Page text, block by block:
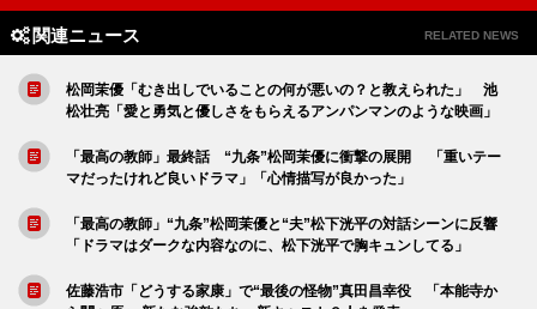
関連ニュース RELATED NEWS
松岡茉優「むき出しでいることの何が悪いの？と教えられた」 池
松壮亮「愛と勇気と優しさをもらえるアンパンマンのような映画」
「最高の教師」最終話 “九条”松岡茉優に衝撃の展開 「重いテー
マだったけれど良いドラマ」「心情描写が良かった」
「最高の教師」“九条”松岡茉優と“夫”松下洸平の対話シーンに反響
「ドラマはダークな内容なのに、松下洸平で胸キュンしてる」
佐藤浩市「どうする家康」で“最後の怪物”真田昌幸役 「本能寺か